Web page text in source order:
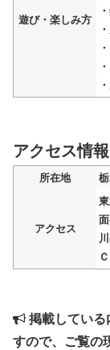
遊び・楽しみ方
アクセス情報
所在地
アクセス
掲載している
すので、ご覧の